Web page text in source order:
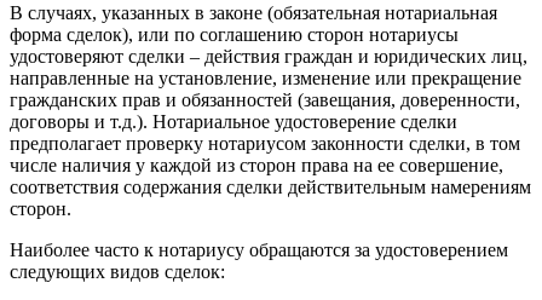
В случаях, указанных в законе (обязательная нотариальная
форма сделок), или по соглашению сторон нотариусы
удостоверяют сделки – действия граждан и юридических лиц,
направленные на установление, изменение или прекращение
гражданских прав и обязанностей (завещания, доверенности,
договоры и т.д.). Нотариальное удостоверение сделки
предполагает проверку нотариусом законности сделки, в том
числе наличия у каждой из сторон права на ее совершение,
соответствия содержания сделки действительным намерениям
сторон.
Наиболее часто к нотариусу обращаются за удостоверением
следующих видов сделок: